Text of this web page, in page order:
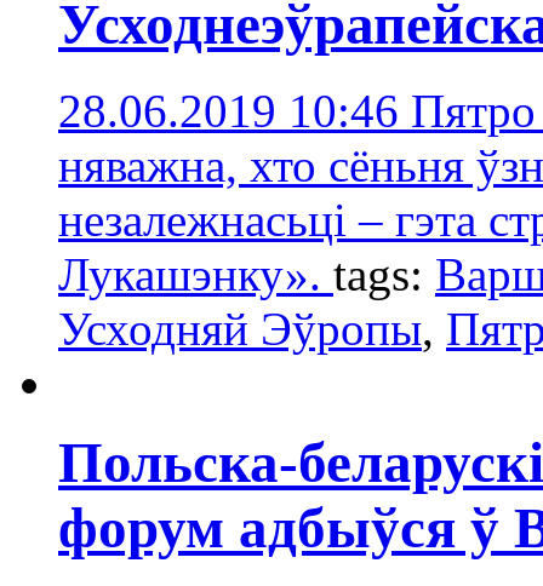
28.06.2019 10:46
няважна, хто сёньня
незалежнасьці – гэта
Лукашэнку». tags:
Усходняй Эўропы,
Польска-
форум адбыўся ў